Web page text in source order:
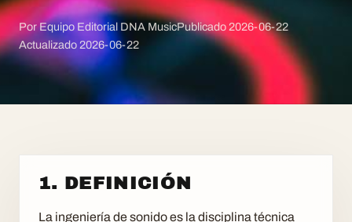
Por Equipo Editorial DNA MusicPublicado 2026-06-22
Actualizado 2026-06-22
1. DEFINICIÓN
La ingeniería de sonido es la disciplina técnica